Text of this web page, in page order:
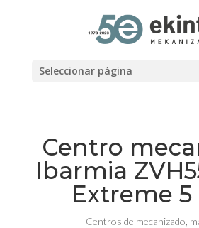
Seleccionar página
Centro
Ibarmia
Extreme 5
Centros de mecanizado